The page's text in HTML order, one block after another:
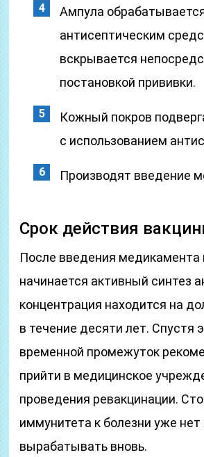
Ампула
антисептическим
вскрывается
постановкой прививки.
Кожный покров
с использованием
Производят введение
Срок действия
После введения медикамента
начинается активный синтез
концентрация находится на
в течение десяти лет. Спустя
временной промежуток
прийти в медицинское
проведения ревакцинации.
иммунитета к болезни уже нет
вырабатывать вновь.